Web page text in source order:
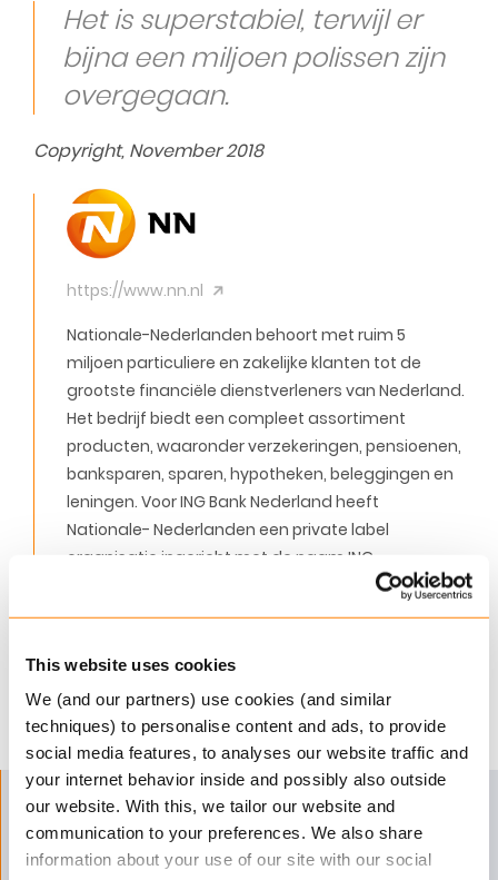
This website uses cookies
We (and our partners) use cookies (and similar
techniques) to personalise content and ads, to provide
social media features, to analyses our website traffic and
your internet behavior inside and possibly also outside
our website. With this, we tailor our website and
communication to your preferences. We also share
information about your use of our site with our social
Het is superstabiel, terwijl er
bijna een miljoen polissen zijn
overgegaan.
Copyright, November 2018
https://www.nn.nl
Nationale-Nederlanden behoort met ruim 5
miljoen particuliere en zakelijke klanten tot de
grootste financiële dienstverleners van Nederland.
Het bedrijf biedt een compleet assortiment
producten, waaronder verzekeringen, pensioenen,
banksparen, sparen, hypotheken, beleggingen en
leningen. Voor ING Bank Nederland heeft
Nationale- Nederlanden een private label
organisatie ingericht met de naam ING
Verzekeren. Deze organisatie biedt haar
producten aan onder de naam ING.
Nog soepeler